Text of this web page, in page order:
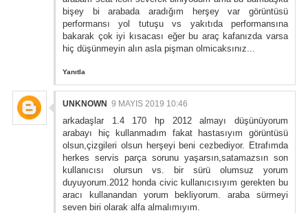
bişey bi arabada aradığım herşey var görüntüsü
performansı yol tutuşu vs yakıtıda performansına
bakarak çok iyi kısacası eğer bu araç kafanızda varsa
hiç düşünmeyin alın asla pişman olmicaksınız...
Yanıtla
UNKNOWN 9 MAYIS 2019 10:46
arkadaşlar 1.4 170 hp 2012 almayı düşünüyorum
arabayı hiç kullanmadım fakat hastasıyım görüntüsü
olsun,çizgileri olsun herşeyi beni cezbediyor. Etrafımda
herkes servis parça sorunu yaşarsın,satamazsın son
kullanıcısı olursun vs. bir sürü olumsuz yorum
duyuyorum.2012 honda civic kullanıcısıyım gerekten bu
aracı kullanandan yorum bekliyorum. araba sürmeyi
seven biri olarak alfa almalımıyım.